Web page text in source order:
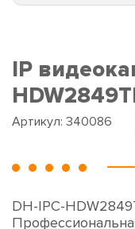
IP
Артикул: 340086
DH-IPC-